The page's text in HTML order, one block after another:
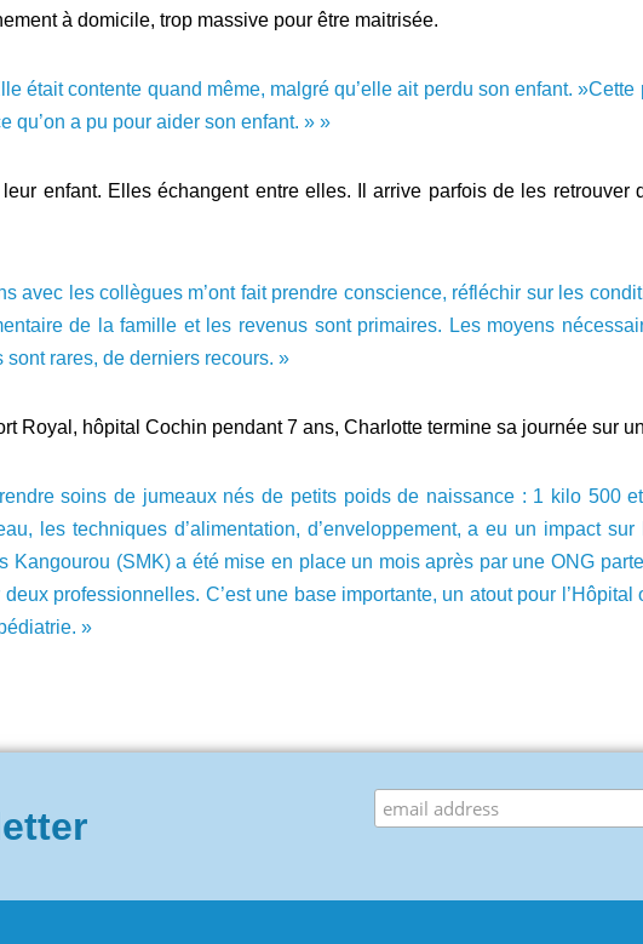
à domicile, trop massive pour être maitrisée.
était contente quand même, malgré qu’elle ait perdu son enfant.
qu’on a pu pour aider son enfant. » »
enfant. Elles échangent entre elles. Il arrive parfois de les retrouver
avec les collègues m’ont fait prendre conscience, réfléchir sur les
de la famille et les revenus sont primaires. Les moyens
rares, de derniers recours. »
Royal, hôpital Cochin pendant 7 ans, Charlotte termine sa journée sur
soins de jumeaux nés de petits poids de naissance : 1 kilo 500
les techniques d’alimentation, d’enveloppement, a eu un impact
Kangourou (SMK) a été mise en place un mois après par une ONG
professionnelles. C’est une base importante, un atout pour
»